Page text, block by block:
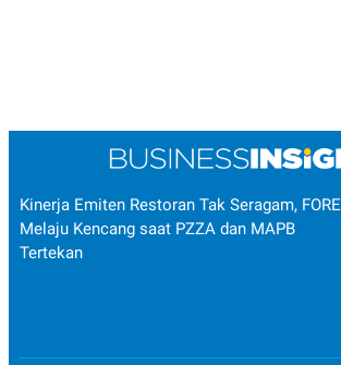
Kinerja Emiten Restoran Tak Seragam, FORE
Melaju Kencang saat PZZA dan MAPB
Tertekan